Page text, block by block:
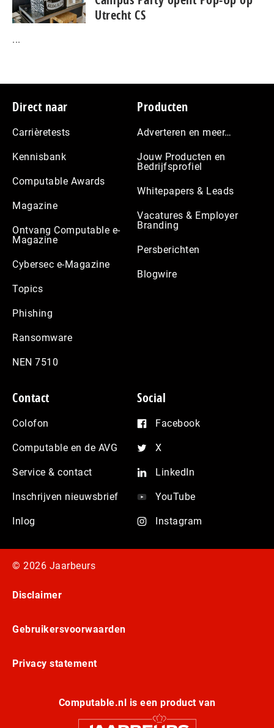
Utrecht CS
...
Footer
Direct naar
Carrièretests
Kennisbank
Computable Awards
Magazine
Ontvang Computable e-
Magazine
Cybersec e-Magazine
Topics
Phishing
Ransomware
NEN 7510
Producten
Adverteren en meer…
Jouw Producten en
Bedrijfsprofiel
Whitepapers & Leads
Vacatures & Employer
Branding
Persberichten
Blogwire
Contact
Colofon
Computable en de AVG
Service & contact
Inschrijven nieuwsbrief
Inlog
Social
Facebook
X
LinkedIn
YouTube
Instagram
© 2026 Jaarbeurs
Disclaimer
Gebruikersvoorwaarden
Privacy statement
Computable.nl is een product van